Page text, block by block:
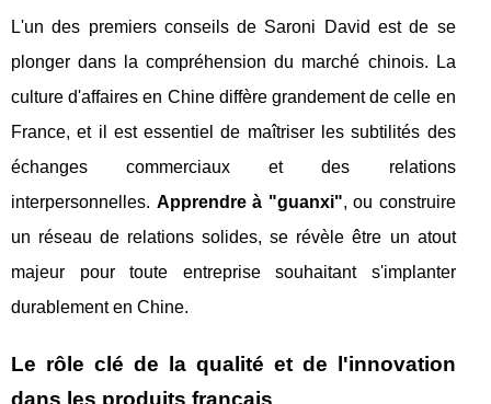
L'un des premiers conseils de Saroni David est de se
plonger dans la compréhension du marché chinois. La
culture d'affaires en Chine diffère grandement de celle en
France, et il est essentiel de maîtriser les subtilités des
échanges commerciaux et des relations
interpersonnelles. Apprendre à "guanxi", ou construire
un réseau de relations solides, se révèle être un atout
majeur pour toute entreprise souhaitant s'implanter
durablement en Chine.
Le rôle clé de la qualité et de l'innovation
dans les produits français